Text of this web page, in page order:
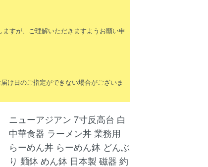
すが、ご理解いただきますようお願い申
け日のご指定ができない場合がございま
ニューアジアン 7寸反高台 白
中華食器 ラーメン丼 業務用
らーめん丼 らーめん鉢 どんぶ
り 麺鉢 めん鉢 日本製 磁器 約